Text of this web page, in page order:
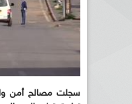
سجلت مصالح أمن